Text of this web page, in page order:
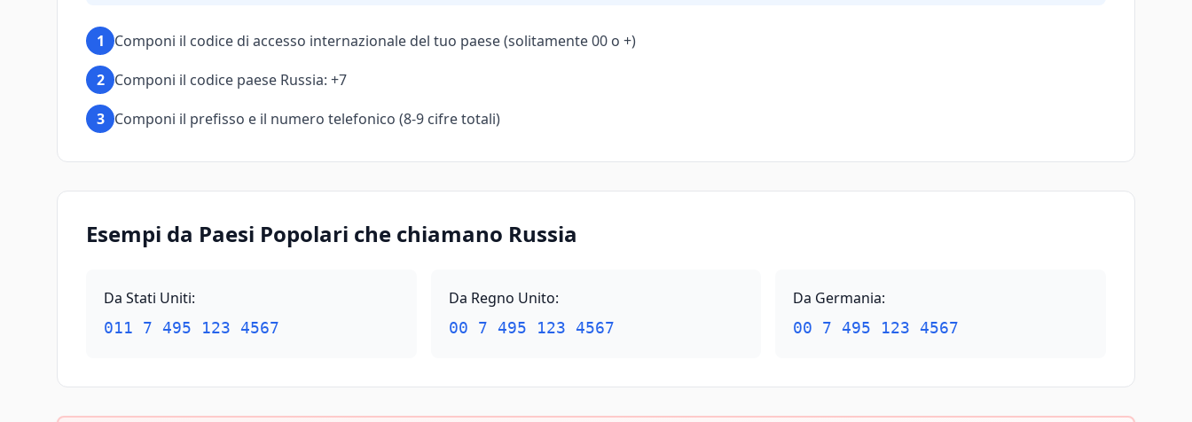
1
Componi il codice di accesso internazionale del tuo paese (solitamente 00 o +)
2 Componi il codice paese Russia: +7
3 Componi il prefisso e il numero telefonico (8-9 cifre totali)
Esempi da Paesi Popolari che chiamano Russia
Da Stati Uniti:
011 7 495 123 4567
Da Regno Unito:
00 7 495 123 4567
Da Germania:
00 7 495 123 4567